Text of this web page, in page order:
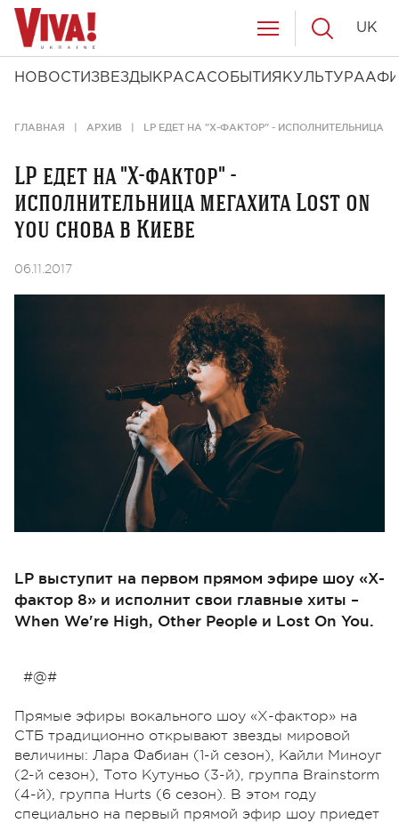
НОВОСТИ ЗВЕЗДЫ КРАСАСОБЫТИЯ КУЛЬТУРА
UK
ГЛАВНАЯ АРХИВ LP ЕДЕТ НА "Х-ФАКТОР" - ИСПОЛНИТЕЛЬНИЦА
LP едет на "Х-фактор" -
исполнительница мегахита Lost on
you снова в Киеве
06.11.2017
LP выступит на первом прямом эфире шоу «Х-
фактор 8» и исполнит свои главные хиты –
When We're High, Other People и Lost On You.
#@#
Прямые эфиры вокального шоу «Х-фактор» на
СТБ традиционно открывают звезды мировой
величины: Лара Фабиан (1-й сезон), Кайли Миноуг
(2-й сезон), Тото Кутуньо (3-й), группа Brainstorm
(4-й), группа Hurts (6 сезон). В этом году
специально на первый прямой эфир шоу приедет